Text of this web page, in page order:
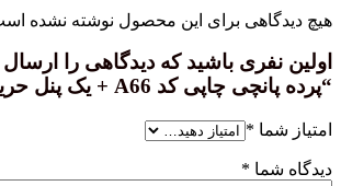
هیچ دیدگاهی برای این محصول نوشته نشده
اولین نفری باشید که دیدگاهی را ارسال
“پرده پانچی چاپی کد A66 + یک پنل حریر پانچی رایگان”
امتیاز شما*
دیدگاه شما*